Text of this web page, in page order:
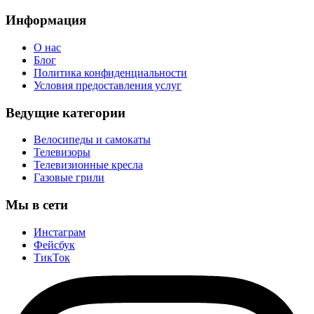
Информация
О нас
Блог
Политика конфиденциальности
Условия предоставления услуг
Ведущие категории
Велосипеды и самокаты
Телевизоры
Телевизионные кресла
Газовые грили
Мы в сети
Инстаграм
Фейсбук
ТикТок